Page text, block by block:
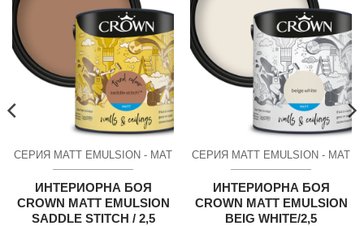
СЕРИЯ MATT EMULSION - МАТ
ИНТЕРИОРНА БОЯ
CROWN MATT EMULSION
SADDLE STITCH / 2,5
СЕРИЯ MATT EMULSION - МАТ
ИНТЕРИОРНА БОЯ
CROWN MATT EMULSION
BEIG WHITE/2,5